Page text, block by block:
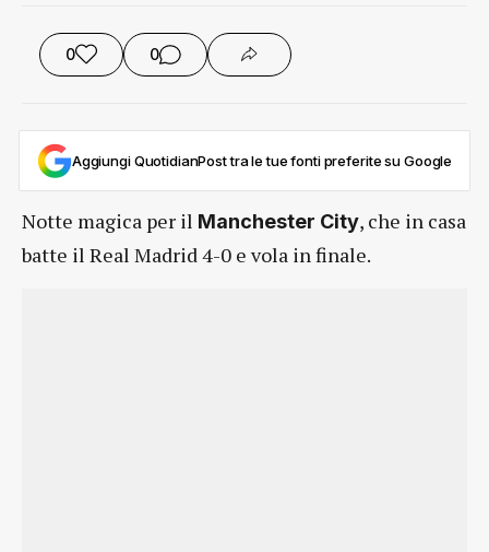
0 0
Aggiungi QuotidianPost tra le tue fonti preferite su Google
Notte magica per il Manchester City, che in casa
batte il Real Madrid 4-0 e vola in finale.